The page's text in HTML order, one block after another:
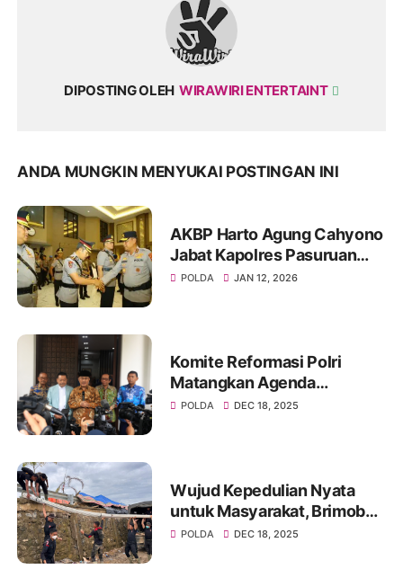
DIPOSTING OLEH WIRAWIRI ENTERTAINT
ANDA MUNGKIN MENYUKAI POSTINGAN INI
AKBP Harto Agung Cahyono
Jabat Kapolres Pasuruan
Gantikan AKBP Jazuli
POLDA JAN 12, 2026
Komite Reformasi Polri
Matangkan Agenda
Pembenahan Regulasi
POLDA DEC 18, 2025
Wujud Kepedulian Nyata
untuk Masyarakat, Brimob
Polri Bangun MCK Umum di
POLDA DEC 18, 2025